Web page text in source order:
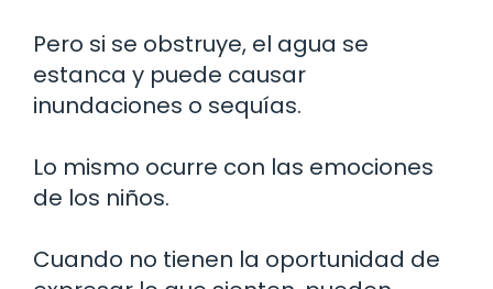
Pero si se obstruye, el agua se
estanca y puede causar
inundaciones o sequías.
Lo mismo ocurre con las emociones
de los niños.
Cuando no tienen la oportunidad de